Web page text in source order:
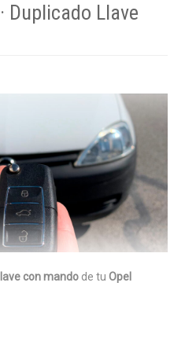
Duplicado Llave
con mando de tuOpel